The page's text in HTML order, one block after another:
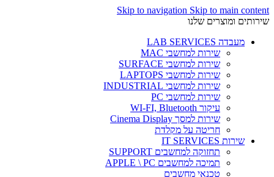
Skip to navigation Skip to main content
שירותים ומוצרים שלנו
מעבדה LAB SERVICES
שירות למחשבי MAC
שירות למחשבי SURFACE
שירות למחשבי LAPTOPS
שירות למחשבי INDUSTRIAL
שירות למחשבי PC
עיקור WI-FI, Bluetooth
שירות למסך Cinema Display
חריטה על מקלדת
שירות IT SERVICES
תחזוקה למחשבים SUPPORT
תמיכה למחשבים APPLE \ PC
טכנאי מחשבים